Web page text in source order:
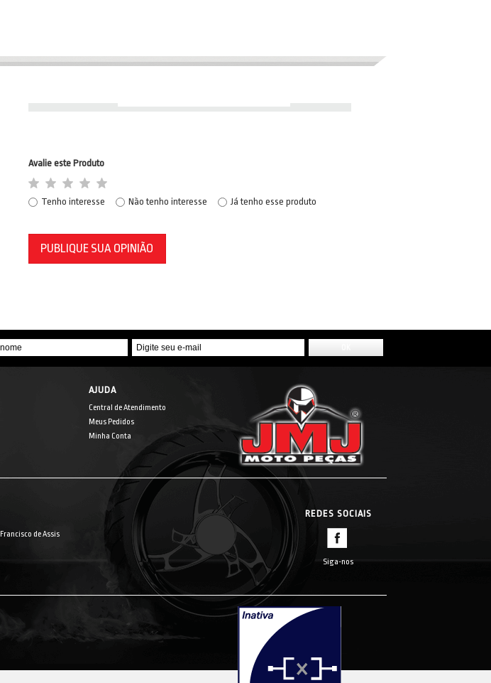
Avalie este Produto
Tenho interesse Não tenho interesse Já tenho esse produto
PUBLIQUE SUA OPINIÃO
AJUDA
Central de Atendimento
Meus Pedidos
Minha Conta
de Assis
REDES SOCIAIS
Siga-nos